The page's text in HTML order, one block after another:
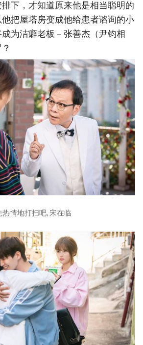
下，才知道原来他是相当聪明的
把屋塔房变成他给患者谘询的小
为洁癖老板－张善杰（尹钧相
热情地打扫吧, 宋在临